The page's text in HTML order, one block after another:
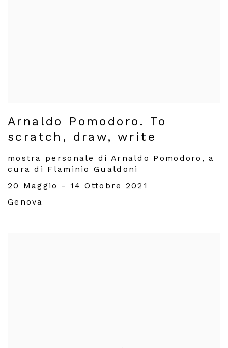
Arnaldo Pomodoro. To
scratch, draw, write
mostra personale di Arnaldo Pomodoro, a
cura di Flaminio Gualdoni
20 Maggio - 14 Ottobre 2021
Genova